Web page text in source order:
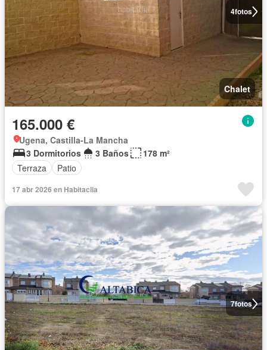
4fotos
Chalet
165.000 €
Ugena, Castilla-La Mancha
3 Dormitorios
3 Baños
178 m²
Terraza
Patio
17 abr 2026 en Habitaclia
7fotos